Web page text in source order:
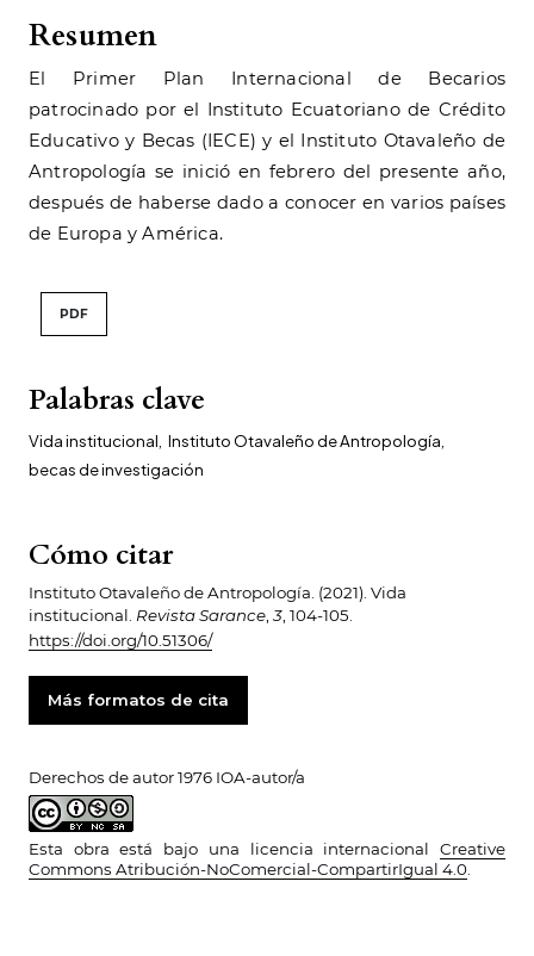
Palabras clave
Vida institucional, Instituto Otavaleño de Antropología,
becas de investigación
Derechos de autor 1976 IOA-autor/a
Esta obra está bajo una licencia internacional Creative
Commons Atribución-NoComercial-CompartirIgual 4.0.
Cómo citar
Instituto Otavaleño de Antropología. (2021). Vida
institucional. Revista Sarance, 3, 104-105.
https://doi.org/10.51306/
Más formatos de cita
Resumen
El Primer Plan Internacional de Becarios
patrocinado por el Instituto Ecuatoriano de Crédito
Educativo y Becas (IECE) y el Instituto Otavaleño de
Antropología se inició en febrero del presente año,
después de haberse dado a conocer en varios países
de Europa y América.
PDF